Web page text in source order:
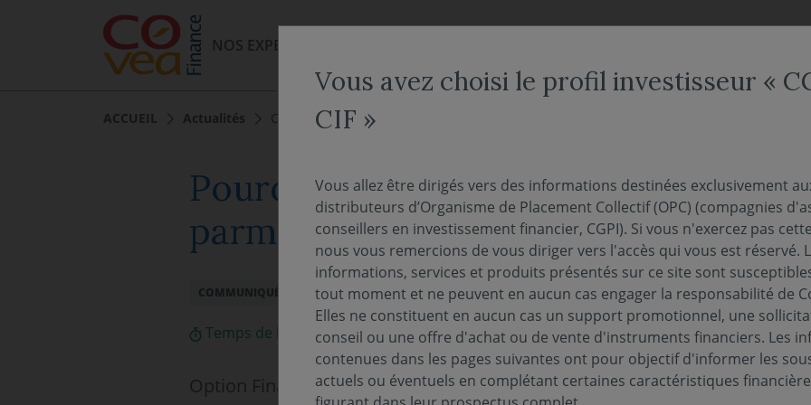
NOS EXPERTISES
ACCUEIL Actualités Communiqué
Pourquoi Option Finance place
parmi les sociétés de gestion à
COMMUNIQUÉ 02 juin 2026
Temps de lecture :2min
Option Finance a intégré Covéa Finance dans sa sélection annuelle des
Vous avez choisi le profil investisseur «
CIF »
Vous allez être dirigés vers des informations destinées exclusivement
distributeurs d’Organisme de Placement Collectif (OPC) (compagnies
conseillers en investissement financier, CGPI). Si vous n'exercez pas
nous vous remercions de vous diriger vers l'accès qui vous est réservé.
informations, services et produits présentés sur ce site sont
tout moment et ne peuvent en aucun cas engager la responsabilité de
Elles ne constituent en aucun cas un support promotionnel, une
conseil ou une offre d'achat ou de vente d'instruments financiers. Les
contenues dans les pages suivantes ont pour objectif d'informer les
actuels ou éventuels en complétant certaines caractéristiques